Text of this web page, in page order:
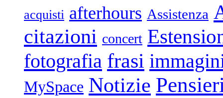
acquisti afterhours Assistenza
citazioni concert
fotografia frasi
MySpace Notizie